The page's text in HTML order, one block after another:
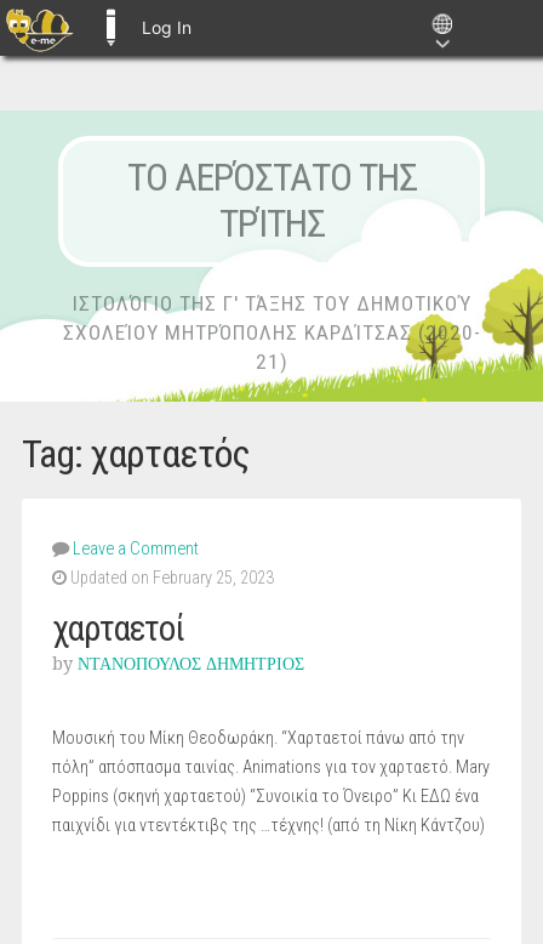
Log In
ΤΟ ΑΕΡΌΣΤΑΤΟ ΤΗΣ
ΤΡΊΤΗΣ
ΙΣΤΟΛΌΓΙΟ ΤΗΣ Γ' ΤΆΞΗΣ ΤΟΥ ΔΗΜΟΤΙΚΟΎ
ΣΧΟΛΕΊΟΥ ΜΗΤΡΌΠΟΛΗΣ ΚΑΡΔΊΤΣΑΣ (2020-
21)
Tag: χαρταετός
Leave a Comment
Updated on February 25, 2023
χαρταετοί
by ΝΤΑΝΟΠΟΥΛΟΣ ΔΗΜΗΤΡΙΟΣ
Μουσική του Μίκη Θεοδωράκη. “Χαρταετοί πάνω από την
πόλη” απόσπασμα ταινίας. Animations για τον χαρταετό. Mary
Poppins (σκηνή χαρταετού) “Συνοικία το Όνειρο” Κι ΕΔΩ ένα
παιχνίδι για ντεντέκτιβς της …τέχνης! (από τη Νίκη Κάντζου)